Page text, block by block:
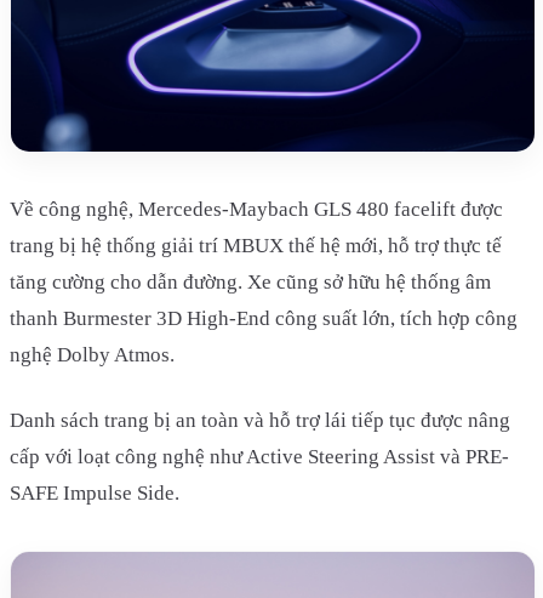
Về công nghệ, Mercedes-Maybach GLS 480 facelift được
trang bị hệ thống giải trí MBUX thế hệ mới, hỗ trợ thực tế
tăng cường cho dẫn đường. Xe cũng sở hữu hệ thống âm
thanh Burmester 3D High-End công suất lớn, tích hợp công
nghệ Dolby Atmos.
Danh sách trang bị an toàn và hỗ trợ lái tiếp tục được nâng
cấp với loạt công nghệ như Active Steering Assist và PRE-
SAFE Impulse Side.